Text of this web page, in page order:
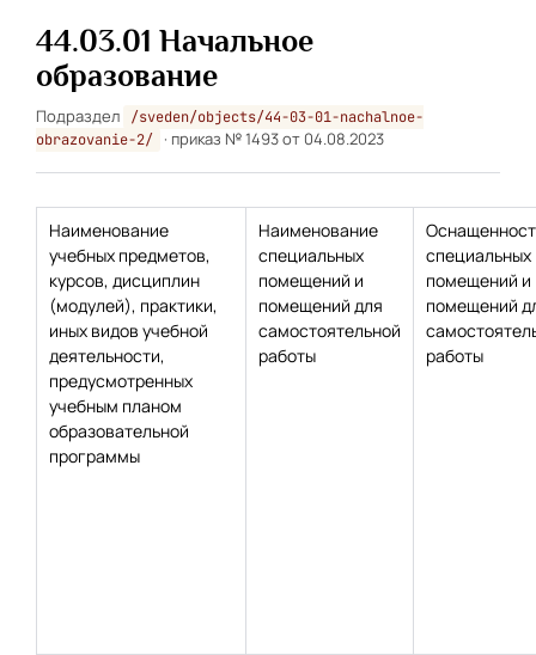
44.03.01 Начальное
образование
Подраздел
/sveden/objects/44-03-01-nachalnoe-
obrazovanie-2/
· приказ № 1493 от 04.08.2023
Наименование
учебных предметов,
курсов, дисциплин
(модулей), практики,
иных видов учебной
деятельности,
предусмотренных
учебным планом
образовательной
программы
Наименование
специальных
помещений и
помещений для
самостоятельной
работы
специальных
помещений и
помещений
работы